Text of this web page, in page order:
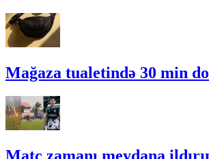
Mağaza tualetində 30 min